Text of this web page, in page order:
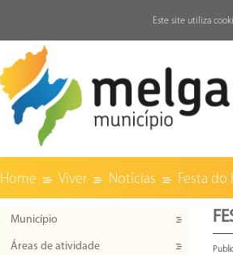
Home Viver Notícias Festa do
Município
Áreas de atividade
Este site utiliza